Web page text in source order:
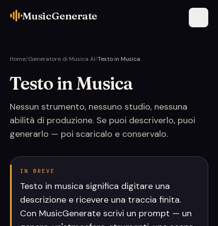
MusicGenerate
Home/Generatore di Musica AI/Testo in Musica
Testo in Musica
Nessun strumento, nessuno studio, nessuna
abilità di produzione. Se puoi descriverlo, puoi
generarlo — poi scaricalo e conservalo.
IN BREVE
Testo in musica significa digitare una
descrizione e ricevere una traccia finita.
Con MusicGenerate scrivi un prompt — un